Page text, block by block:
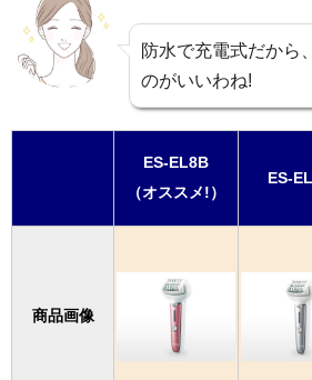
防水で充電式だから
のがいいわね!
ES-EL8B
（オススメ!）
ES-
商品画像